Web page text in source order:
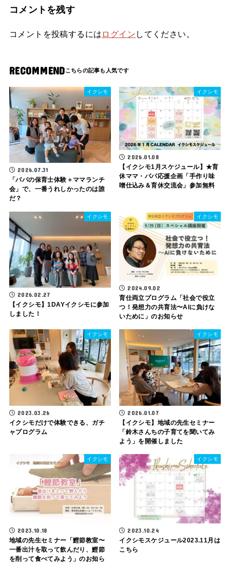
コメントを残す
コメントを投稿するには ログイン してください。
RECOMMEND
イクシモ
2026.07.31
「パパの保育士体験＋ママランチ
会」で、一番うれしかったのは誰
だ？
イクシモ
2026.01.08
【イクシモ1月スケジュール】★育
休ママ・パパ応援企画「手作り味
噌仕込み＆育休交流会」参加無料
イクシモ
2026.02.27
【イクシモ】1DAYイクシモに参加
しました！
イクシモ
2024.09.02
育仕両立プログラム「社会で役立
つ！発想力の共育法〜AIに負けな
いために」のお知らせ
イクシモ
2023.03.26
イクシモだけで体験できる、ガチ
ャプログラム
イクシモ
2026.01.07
【イクシモ】地域の先生セミナー
「鈴木さんちの子育てを聞いてみ
よう」を開催しました
イクシモ
2023.10.18
地域の先生セミナー「鰹節教室〜
一番出汁を取って飲んだり、鰹節
を削って食べてみよう」のお知ら
イクシモ
2023.10.24
イクシモスケジュール2023.11月は
こちら